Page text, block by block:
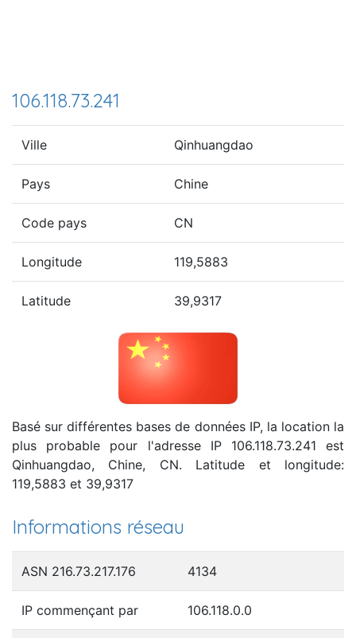
106.118.73.241
Ville Qinhuangdao
Pays Chine
Code pays CN
Longitude 119,5883
Latitude 39,9317
Basé sur différentes bases de données IP, la location la
plus probable pour l'adresse IP 106.118.73.241 est
Qinhuangdao, Chine, CN. Latitude et longitude:
119,5883 et 39,9317
Informations réseau
ASN 216.73.217.176 4134
IP commençant par 106.118.0.0